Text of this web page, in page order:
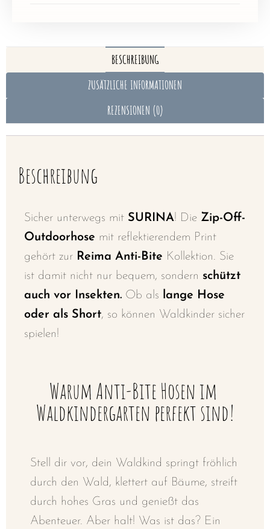
BESCHREIBUNG
ZUSÄTZLICHE INFORMATIONEN
REZENSIONEN (0)
Beschreibung
Sicher unterwegs mit SURINA! Die Zip-Off-
Outdoorhose mit reflektierendem Print
gehört zur Reima Anti-Bite Kollektion. Sie
ist damit nicht nur bequem, sondern schützt
auch vor Insekten. Ob als lange Hose
oder als Short, so können Waldkinder sicher
spielen!
Warum Anti-Bite Hosen im
Waldkindergarten perfekt sind!
Stell dir vor, dein Waldkind springt fröhlich
durch den Wald, klettert auf Bäume, streift
durch hohes Gras und genießt das
Abenteuer. Aber halt! Was ist das? Ein